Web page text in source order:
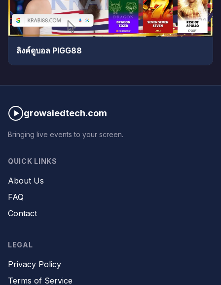
ลิงค์ดูบอล PIGG88
growaiedtech.com
Bringing live events to your screen.
QUICK LINKS
About Us
FAQ
Contact
LEGAL
Privacy Policy
Terms of Service